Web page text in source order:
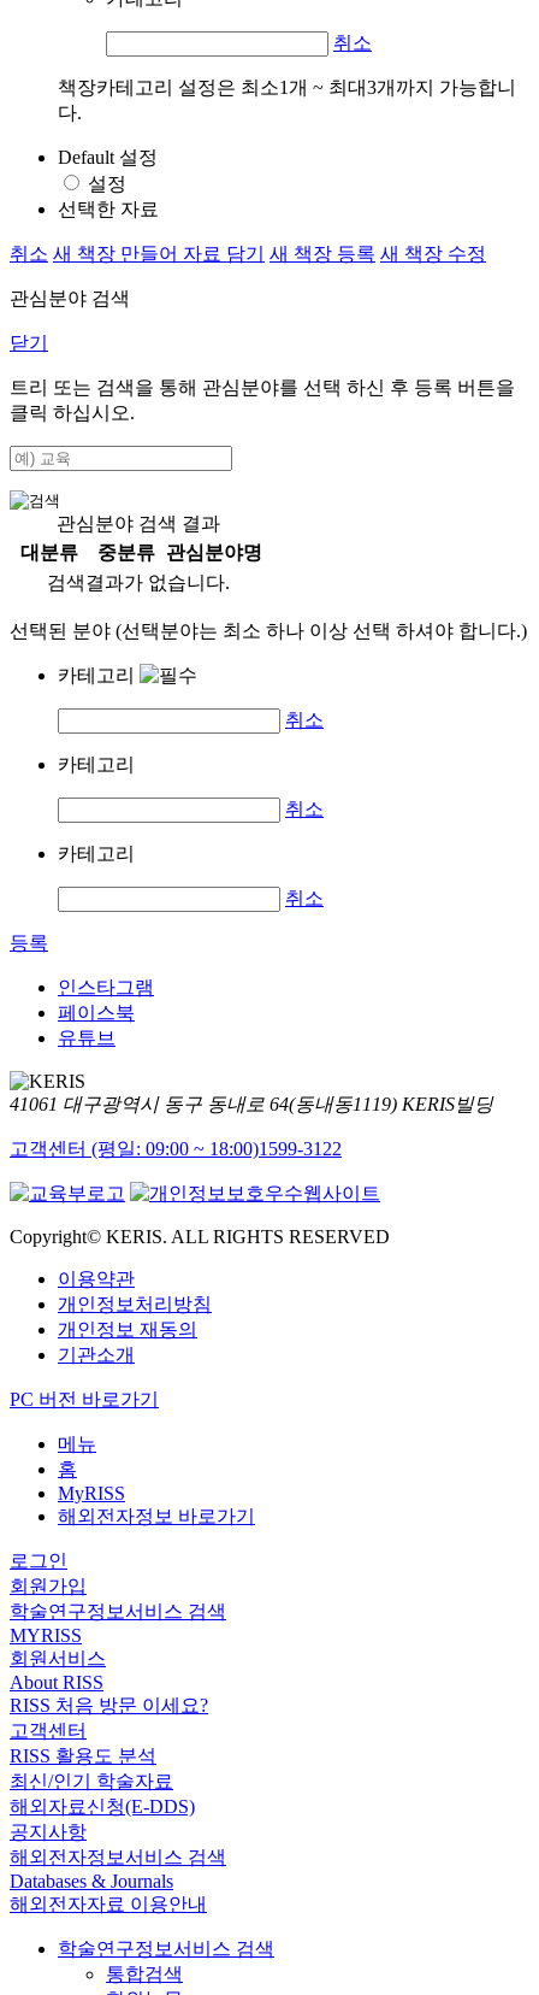
취소
책장카테고리 설정은 최소1개 ~ 최대3개까지 가능합니
다.
Default 설정
설정
선택한 자료
취소 새 책장 만들어 자료 담기 새 책장 등록 새 책장 수정
관심분야 검색
닫기
트리 또는 검색을 통해 관심분야를 선택 하신 후 등록 버튼을
클릭 하십시오.
관심분야 검색 결과
대분류
중분류
관심분야명
검색결과가 없습니다.
선택된 분야 (선택분야는 최소 하나 이상 선택 하셔야 합니다.)
카테고리
취소
카테고리
취소
카테고리
취소
등록
인스타그램
페이스북
유튜브
41061 대구광역시 동구 동내로 64(동내동1119) KERIS빌딩
고객센터 (평일: 09:00 ~ 18:00)1599-3122
Copyright© KERIS. ALL RIGHTS RESERVED
이용약관
개인정보처리방침
개인정보 재동의
기관소개
PC 버전 바로가기
메뉴
홈
MyRISS
해외전자정보 바로가기
로그인
회원가입
학술연구정보서비스 검색
MYRISS
회원서비스
About RISS
RISS 처음 방문 이세요?
고객센터
RISS 활용도 분석
최신/인기 학술자료
해외자료신청(E-DDS)
공지사항
해외전자정보서비스 검색
Databases & Journals
해외전자자료 이용안내
학술연구정보서비스 검색
통합검색